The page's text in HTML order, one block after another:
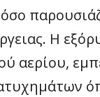
Η
αερίου,